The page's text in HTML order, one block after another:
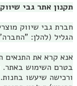
תקנון אתר גבי שיווק
חברת גבי שיווק
הגליל (להלן:
אנא קרא את התנאים
בטרם השימוש באתר.
ורכישה שיעשו